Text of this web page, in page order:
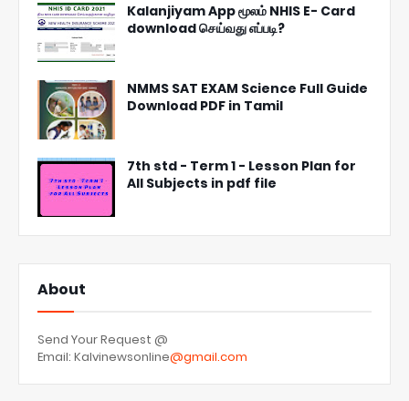
Kalanjiyam App மூலம் NHIS E- Card
download செய்வது எப்படி?
NMMS SAT EXAM Science Full Guide
Download PDF in Tamil
7th std - Term 1 - Lesson Plan for
All Subjects in pdf file
About
Send Your Request @
Email: Kalvinewsonline@gmail.com